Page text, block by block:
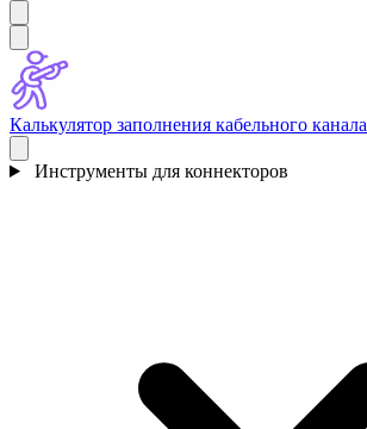
Калькулятор заполнения кабельного канала
Инструменты для коннекторов